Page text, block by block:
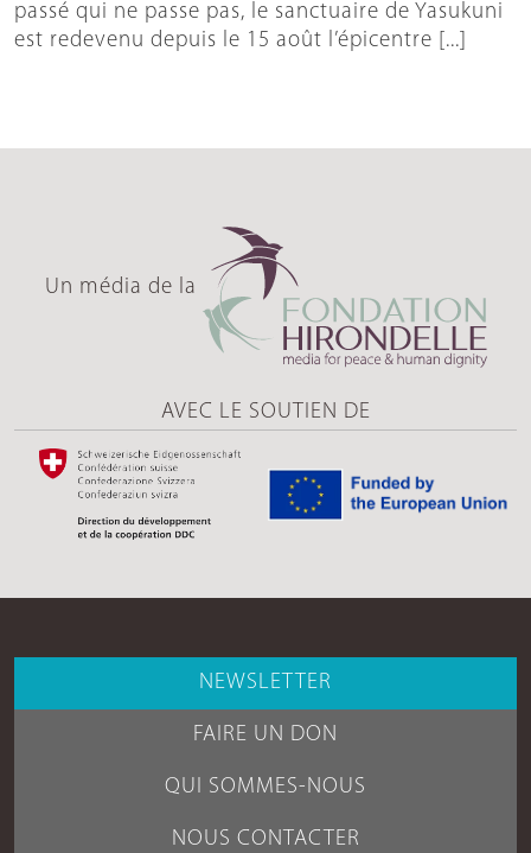
passé qui ne passe pas, le sanctuaire de Yasukuni
est redevenu depuis le 15 août l’épicentre [...]
Un média de la
AVEC LE SOUTIEN DE
NEWSLETTER
FAIRE UN DON
QUI SOMMES-NOUS
NOUS CONTACTER